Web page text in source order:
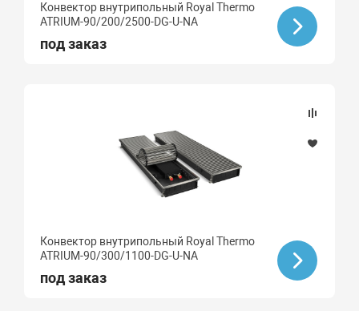
Конвектор внутрипольный Royal Thermo
ATRIUM-90/200/2500-DG-U-NA
под заказ
Конвектор внутрипольный Royal Thermo
ATRIUM-90/300/1100-DG-U-NA
под заказ